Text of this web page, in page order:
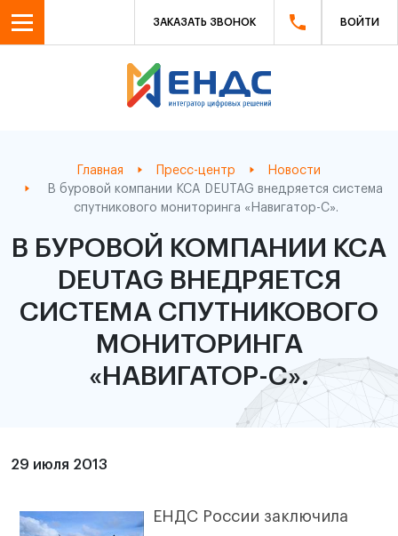
ЗАКАЗАТЬ ЗВОНОК ВОЙТИ
Главная Пресс-центр
Новости
В буровой компании KCA DEUTAG внедряется система
спутникового мониторинга «Навигатор-С».
В БУРОВОЙ КОМПАНИИ KCA
DEUTAG ВНЕДРЯЕТСЯ
СИСТЕМА СПУТНИКОВОГО
МОНИТОРИНГА
«НАВИГАТОР-С».
29 июля 2013
ЕНДС России заключила